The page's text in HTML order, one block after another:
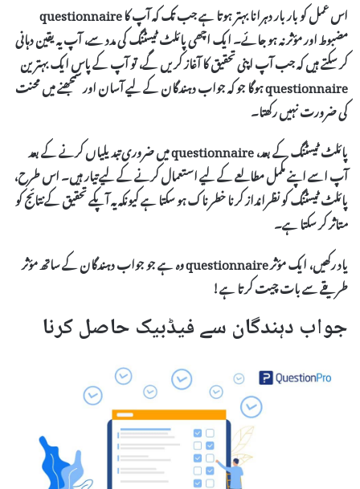
اس عمل کو بار بار دہرانا بہتر ہوتا ہے جب تک کہ آپ کا questionnaire
مضبوط اور مؤثر نہ ہو جائے۔ ایک اچھی پائلٹ ٹیسٹنگ کی مدد سے، آپ یہ یقین دہانی
کر سکتے ہیں کہ جب آپ اپنی تحقیق کا آغاز کریں گے، تو آپ کے پاس ایک بہترین
questionnaire ہوگا جو کہ جواب دہندگان کے لیے آسان اور سمجھنے میں محنت
کی ضرورت نہیں رکھتا۔
پائلٹ ٹیسٹنگ کے بعد، questionnaire میں ضروری تبدیلیاں کرنے کے بعد
آپ اسے اپنے مکمل مطالعے کے لیے استعمال کرنے کے لیے تیار ہیں۔ اس طرح،
پائلٹ ٹیسٹنگ کو نظرانداز کرنا خطرناک ہو سکتا ہے کیونکہ یہ آپکے تحقیق کے نتائج کو
متاثر کر سکتا ہے۔
یاد رکھیں، ایک مؤثر questionnaire وہ ہے جو جواب دہندگان کے ساتھ مؤثر
طریقے سے بات چیت کرتا ہے!
جواب دہندگان سے فیڈبیک حاصل کرنا